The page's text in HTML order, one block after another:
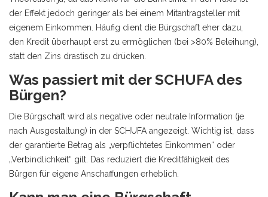
der Effekt jedoch geringer als bei einem Mitantragsteller mit
eigenem Einkommen. Häufig dient die Bürgschaft eher dazu,
den Kredit überhaupt erst zu ermöglichen (bei >80% Beleihung),
statt den Zins drastisch zu drücken.
Was passiert mit der SCHUFA des
Bürgen?
Die Bürgschaft wird als negative oder neutrale Information (je
nach Ausgestaltung) in der SCHUFA angezeigt. Wichtig ist, dass
der garantierte Betrag als „verpflichtetes Einkommen“ oder
„Verbindlichkeit“ gilt. Das reduziert die Kreditfähigkeit des
Bürgen für eigene Anschaffungen erheblich.